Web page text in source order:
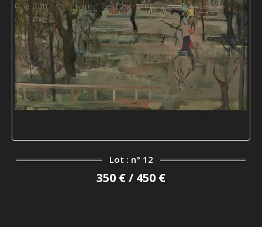
Lot : n° 12
350 € / 450 €